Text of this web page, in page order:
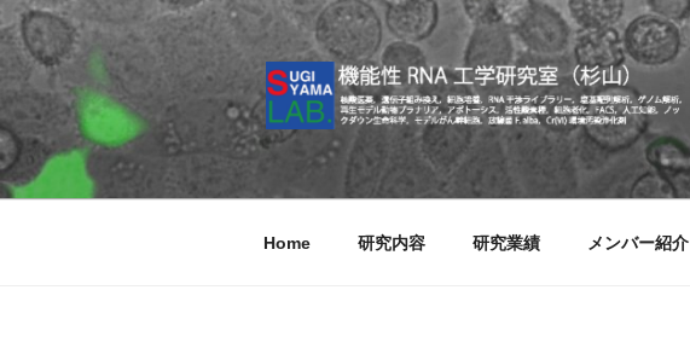
コ
ン
テ
ツ
へ
ス
Home 研究内容 研究業績 メンバー紹介